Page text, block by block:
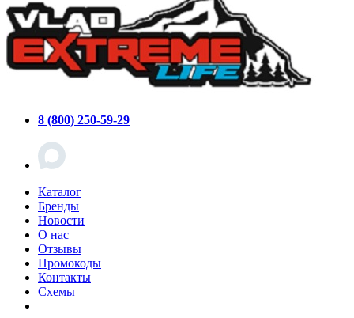
8 (800) 250-59-29
Каталог
Бренды
Новости
О нас
Отзывы
Промокоды
Контакты
Схемы